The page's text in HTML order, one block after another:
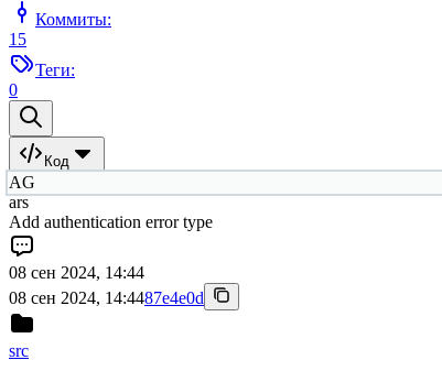
Коммиты:
15
Теги:
0
Код
AG
ars
Add authentication error type
08 сен 2024, 14:44
08 сен 2024, 14:4487e4e0d
src